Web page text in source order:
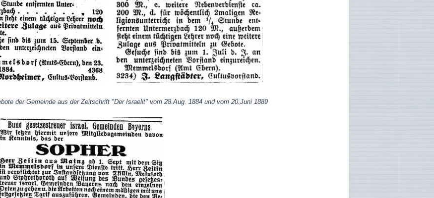
der Gemeinde aus der Zeitschrift "Der Israelit" vom 28.Aug. 1884 und vom 20.Juni 1889